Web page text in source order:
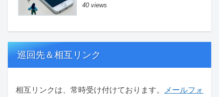
40 views
巡回先＆相互リンク
相互リンクは、常時受け付けております。
メールフォ